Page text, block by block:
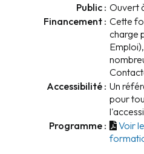
Public : Ouvert
Financement : Cette
charge
Accessibilité : Un
pour
Programme :
Voir